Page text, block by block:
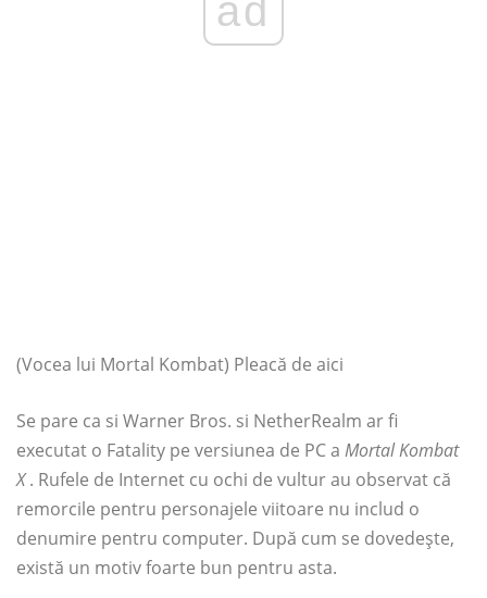
ad
(Vocea lui Mortal Kombat) Pleacă de aici
Se pare ca si Warner Bros. si NetherRealm ar fi
executat o Fatality pe versiunea de PC a Mortal Kombat
X. Rufele de Internet cu ochi de vultur au observat că
remorcile pentru personajele viitoare nu includ o
denumire pentru computer. După cum se dovedește,
există un motiv foarte bun pentru asta.